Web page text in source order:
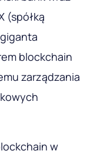
(spółką
blockchain
zarządzania
w